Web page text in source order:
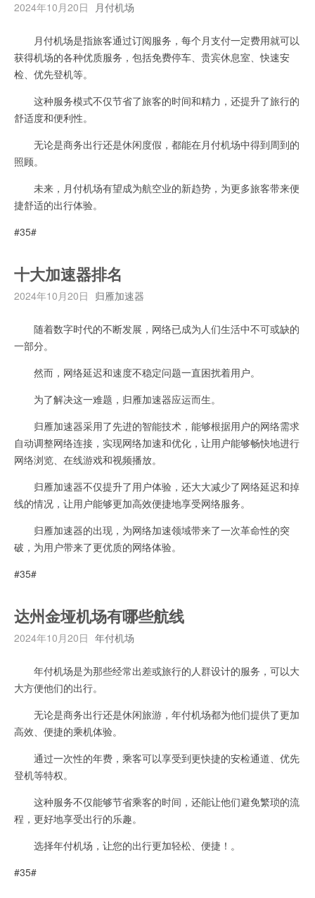
2024年10月20日 月付机场
月付机场是指旅客通过订阅服务，每个月支付一定费用就可以
获得机场的各种优质服务，包括免费停车、贵宾休息室、快速安
检、优先登机等。
这种服务模式不仅节省了旅客的时间和精力，还提升了旅行的
舒适度和便利性。
无论是商务出行还是休闲度假，都能在月付机场中得到周到的
照顾。
未来，月付机场有望成为航空业的新趋势，为更多旅客带来便
捷舒适的出行体验。
#35#
十大加速器排名
2024年10月20日 归雁加速器
随着数字时代的不断发展，网络已成为人们生活中不可或缺的
一部分。
然而，网络延迟和速度不稳定问题一直困扰着用户。
为了解决这一难题，归雁加速器应运而生。
归雁加速器采用了先进的智能技术，能够根据用户的网络需求
自动调整网络连接，实现网络加速和优化，让用户能够畅快地进行
网络浏览、在线游戏和视频播放。
归雁加速器不仅提升了用户体验，还大大减少了网络延迟和掉
线的情况，让用户能够更加高效便捷地享受网络服务。
归雁加速器的出现，为网络加速领域带来了一次革命性的突
破，为用户带来了更优质的网络体验。
#35#
达州金垭机场有哪些航线
2024年10月20日 年付机场
年付机场是为那些经常出差或旅行的人群设计的服务，可以大
大方便他们的出行。
无论是商务出行还是休闲旅游，年付机场都为他们提供了更加
高效、便捷的乘机体验。
通过一次性的年费，乘客可以享受到更快捷的安检通道、优先
登机等特权。
这种服务不仅能够节省乘客的时间，还能让他们避免繁琐的流
程，更好地享受出行的乐趣。
选择年付机场，让您的出行更加轻松、便捷！。
#35#